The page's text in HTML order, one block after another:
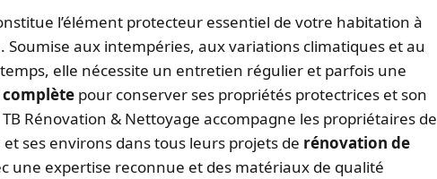
l’élément protecteur essentiel de votre habitation à
Soumise aux intempéries, aux variations climatiques et au
elle nécessite un entretien régulier et parfois une
pour conserver ses propriétés protectrices et son
Rénovation & Nettoyage accompagne les propriétaires de
ses environs dans tous leurs projets de rénovation de
une expertise reconnue et des matériaux de qualité